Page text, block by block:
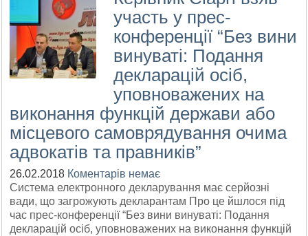
участь у прес-
конференції “Без вини
винуваті: Подання
декларацій осіб,
уповноважених на
виконання функцій держави або
місцевого самоврядування очима
адвокатів та правників”
26.02.2018 Коментарів немає
Система електронного декларування має серйозні
вади, що загрожують декларантам Про це йшлося під
час прес-конференції “Без вини винуваті: Подання
декларацій осіб, уповноважених на виконання функцій